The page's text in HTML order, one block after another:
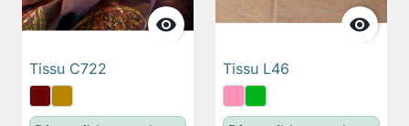

Tissu C722

Tissu L46